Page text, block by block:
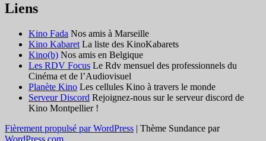
Liens
Kino Fada Nos amis à Marseille
Kino Kabaret La liste des KinoKabarets
Kino(b) Nos amis en Belgique
Les RDV Focus Le Rdv mensuel des professionnels du
Cinéma et de l’Audiovisuel
Planète Kino Les cellules Kino à travers le monde
Serveur Discord Rejoignez-nous sur le serveur discord de
Kino Montpellier !
Fièrement propulsé par WordPress | Thème Sundance par